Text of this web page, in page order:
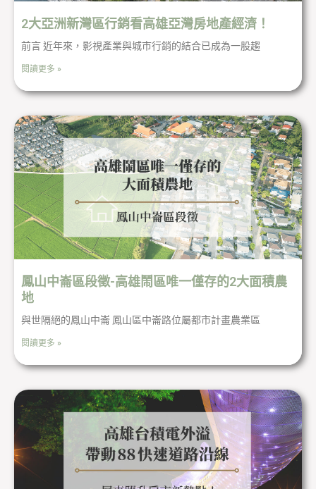
2大亞洲新灣區行銷看高雄亞灣房地產經濟！
前言 近年來，影視產業與城市行銷的結合已成為一股趨
閱讀更多 »
鳳山中崙區段徵-高雄鬧區唯一僅存的2大面積農
地
與世隔絕的鳳山中崙 鳳山區中崙路位屬都市計畫農業區
閱讀更多 »